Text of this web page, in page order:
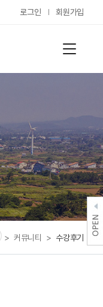
로그인 회원가입
> 커뮤니티 > 수강후기